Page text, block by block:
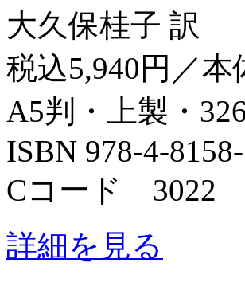
大久保桂子 訳
税込5,940円／本
A5判・上製・
ISBN 978-4-
Cコード 3022
詳細を見る